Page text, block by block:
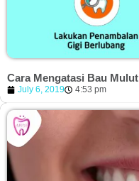
Cara Mengatasi Bau Mulut
July 6, 2019 4:53 pm